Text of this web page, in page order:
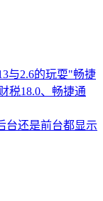
与2.6的玩耍"畅捷
税18.0、畅捷通
台还是前台都显示